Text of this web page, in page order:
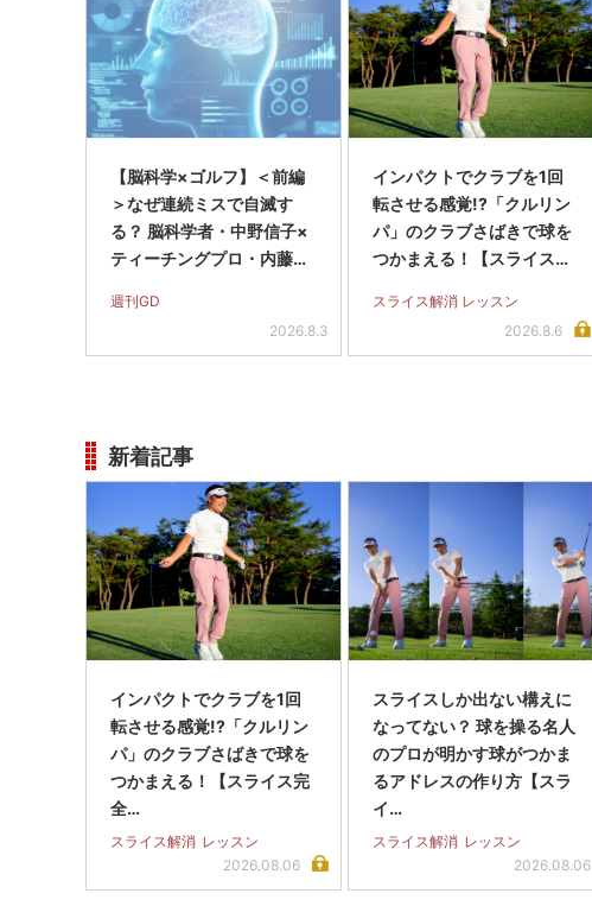
【脳科学×ゴルフ】＜前編
＞なぜ連続ミスで自滅す
る？ 脳科学者・中野信子×
ティーチングプロ・内藤雄
週刊GD
2026.8.3
インパクトでクラブを1回
転させる感覚!?「クルリン
パ」のクラブさばきで球を
つかまえる！【スライス完
スライス解消 レッスン
2026.8.6
新着記事
インパクトでクラブを1回
転させる感覚!?「クルリン
パ」のクラブさばきで球を
つかまえる！【スライス完
全…
スライス解消 レッスン
2026.08.06
スライスしか出ない構えに
なってない？ 球を操る名人
のプロが明かす球がつかま
るアドレスの作り方【スラ
イ…
スライス解消 レッスン
2026.08.06